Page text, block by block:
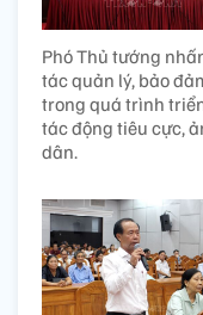
Phó Thủ tướng
tác quản lý, bảo
trong quá trình
tác động tiêu cực,
dân.